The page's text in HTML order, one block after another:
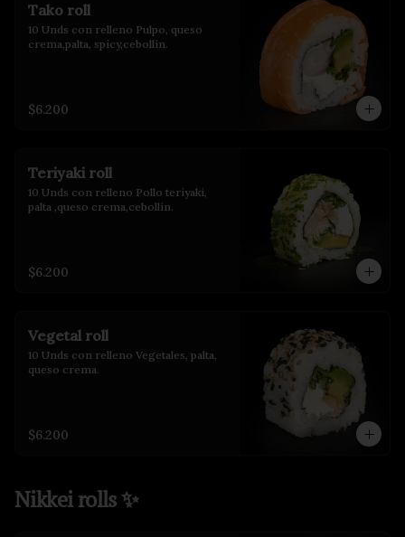
Tako roll
10 Unds con relleno Pulpo, queso
crema,palta, spicy,cebollín.
$6.200
Teriyaki roll
10 Unds con relleno Pollo teriyaki,
palta ,queso crema,cebollín.
$6.200
Vegetal roll
10 Unds con relleno Vegetales, palta,
queso crema.
$6.200
Nikkei rolls ✨